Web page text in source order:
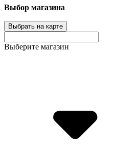
Выбор магазина
Выбрать на карте
Выберите магазин